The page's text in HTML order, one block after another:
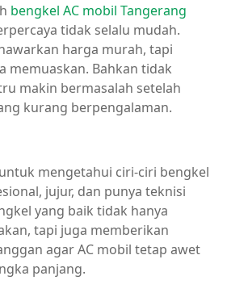
bengkel AC mobil Tangerang
tidak selalu mudah.
harga murah, tapi
memuaskan. Bahkan tidak
makin bermasalah setelah
kurang berpengalaman.
mengetahui ciri-ciri bengkel
jujur, dan punya teknisi
yang baik tidak hanya
tapi juga memberikan
agar AC mobil tetap awet
panjang.